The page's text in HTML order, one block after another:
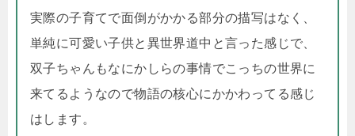
実際の子育てで面倒がかかる部分の描写はなく、
単純に可愛い子供と異世界道中と言った感じで、
双子ちゃんもなにかしらの事情でこっちの世界に
来てるようなので物語の核心にかかわってる感じ
はします。